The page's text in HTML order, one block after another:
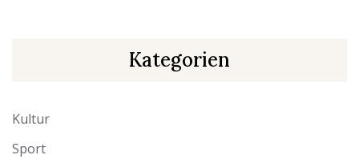
Kategorien
Kultur
Sport